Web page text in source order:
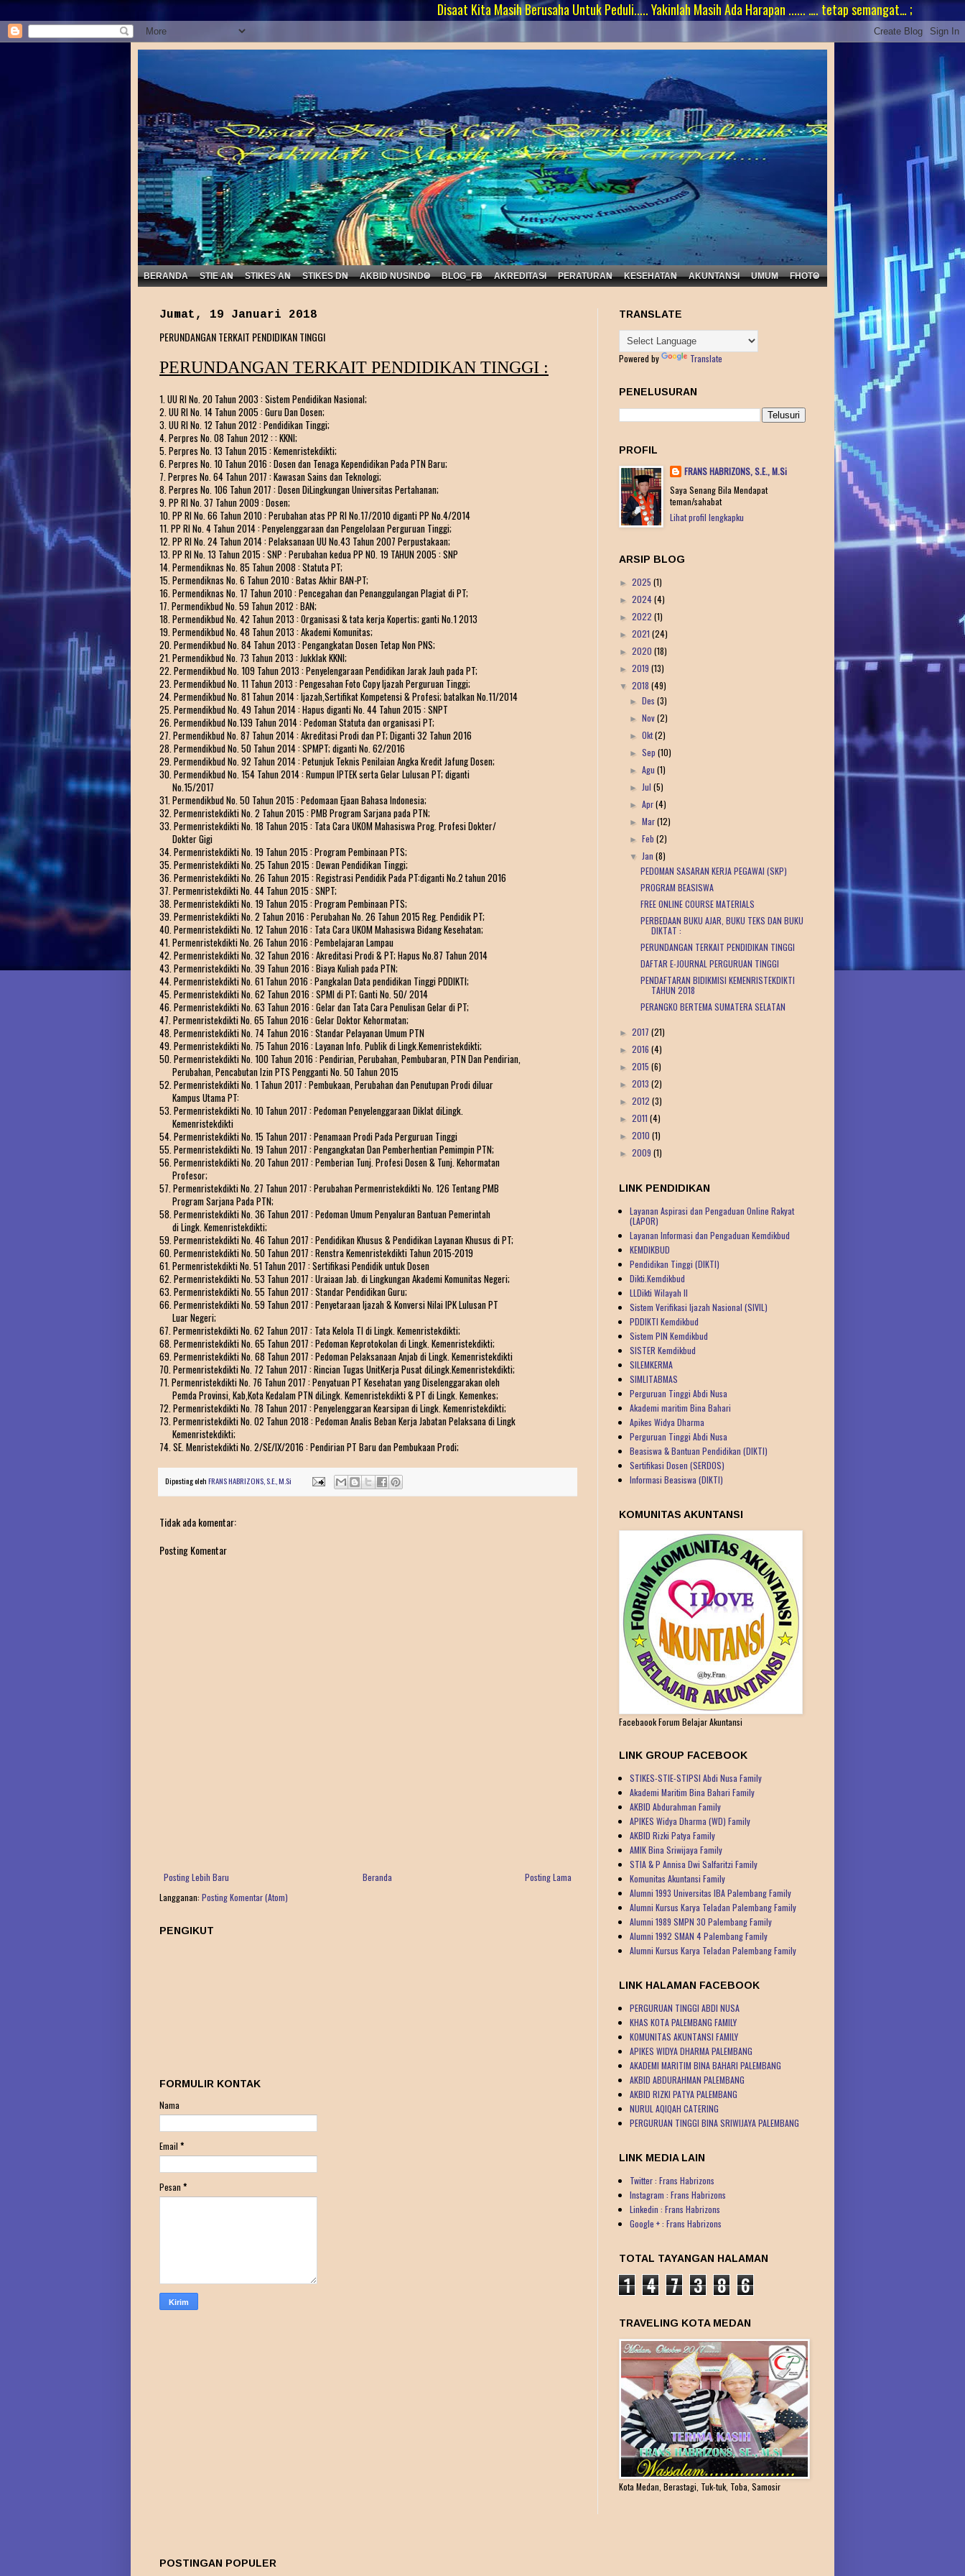
Disaat Kita Masih Berusaha Untuk Peduli..... Yakinlah Masih Ada Harapan ...... …. tetap semangat… ;
BERANDA STIE AN STIKES AN STIKES DN AKBID NUSINDO BLOG_FB AKREDITASI PERATURAN KESEHATAN AKUNTANSI UMUM FHOTO
Jumat, 19 Januari 2018
PERUNDANGAN TERKAIT PENDIDIKAN TINGGI
PERUNDANGAN TERKAIT PENDIDIKAN TINGGI :
1. UU RI No. 20 Tahun 2003 : Sistem Pendidikan Nasional;
2. UU RI No. 14 Tahun 2005 : Guru Dan Dosen;
3. UU RI No. 12 Tahun 2012 : Pendidikan Tinggi;
4. Perpres No. 08 Tahun 2012 : : KKNI;
5. Perpres No. 13 Tahun 2015 : Kemenristekdikti;
6. Perpres No. 10 Tahun 2016 : Dosen dan Tenaga Kependidikan Pada PTN Baru;
7. Perpres No. 64 Tahun 2017 : Kawasan Sains dan Teknologi;
8. Perpres No. 106 Tahun 2017 : Dosen DiLingkungan Universitas Pertahanan;
9. PP RI No. 37 Tahun 2009 : Dosen;
10. PP RI No. 66 Tahun 2010 : Perubahan atas PP RI No.17/2010 diganti PP No.4/2014
11. PP RI No. 4 Tahun 2014 : Penyelenggaraan dan Pengelolaan Perguruan Tinggi;
12. PP RI No. 24 Tahun 2014 : Pelaksanaan UU No.43 Tahun 2007 Perpustakaan;
13. PP RI No. 13 Tahun 2015 : SNP : Perubahan kedua PP NO. 19 TAHUN 2005 : SNP
14. Permendiknas No. 85 Tahun 2008 : Statuta PT;
15. Permendiknas No. 6 Tahun 2010 : Batas Akhir BAN-PT;
16. Permendiknas No. 17 Tahun 2010 : Pencegahan dan Penanggulangan Plagiat di PT;
17. Permendikbud No. 59 Tahun 2012 : BAN;
18. Permendikbud No. 42 Tahun 2013 : Organisasi & tata kerja Kopertis; ganti No.1 2013
19. Permendikbud No. 48 Tahun 2013 : Akademi Komunitas;
20. Permendikbud No. 84 Tahun 2013 : Pengangkatan Dosen Tetap Non PNS;
21. Permendikbud No. 73 Tahun 2013 : Jukklak KKNI;
22. Permendikbud No. 109 Tahun 2013 : Penyelengaraan Pendidikan Jarak Jauh pada PT;
23. Permendikbud No. 11 Tahun 2013 : Pengesahan Foto Copy Ijazah Perguruan Tinggi;
24. Permendikbud No. 81 Tahun 2014 : Ijazah,Sertifikat Kompetensi & Profesi; batalkan No.11/2014
25. Permendikbud No. 49 Tahun 2014 : Hapus diganti No. 44 Tahun 2015 : SNPT
26. Permendikbud No.139 Tahun 2014 : Pedoman Statuta dan organisasi PT;
27. Permendikbud No. 87 Tahun 2014 : Akreditasi Prodi dan PT; Diganti 32 Tahun 2016
28. Permendikbud No. 50 Tahun 2014 : SPMPT; diganti No. 62/2016
29. Permendikbud No. 92 Tahun 2014 : Petunjuk Teknis Penilaian Angka Kredit Jafung Dosen;
30. Permendikbud No. 154 Tahun 2014 : Rumpun IPTEK serta Gelar Lulusan PT; diganti
No.15/2017
31. Permendikbud No. 50 Tahun 2015 : Pedomaan Ejaan Bahasa Indonesia;
32. Permenristekdikti No. 2 Tahun 2015 : PMB Program Sarjana pada PTN;
33. Permenristekdikti No. 18 Tahun 2015 : Tata Cara UKOM Mahasiswa Prog. Profesi Dokter/
Dokter Gigi
34. Permenristekdikti No. 19 Tahun 2015 : Program Pembinaan PTS;
35. Permenristekdikti No. 25 Tahun 2015 : Dewan Pendidikan Tinggi;
36. Permenristekdikti No. 26 Tahun 2015 : Registrasi Pendidik Pada PT:diganti No.2 tahun 2016
37. Permenristekdikti No. 44 Tahun 2015 : SNPT;
38. Permenristekdikti No. 19 Tahun 2015 : Program Pembinaan PTS;
39. Permenristekdikti No. 2 Tahun 2016 : Perubahan No. 26 Tahun 2015 Reg. Pendidik PT;
40. Permenristekdikti No. 12 Tahun 2016 : Tata Cara UKOM Mahasiswa Bidang Kesehatan;
41. Permenristekdikti No. 26 Tahun 2016 : Pembelajaran Lampau
42. Permenristekdikti No. 32 Tahun 2016 : Akreditasi Prodi & PT; Hapus No.87 Tahun 2014
43. Permenristekdikti No. 39 Tahun 2016 : Biaya Kuliah pada PTN;
44. Permenristekdikti No. 61 Tahun 2016 : Pangkalan Data pendidikan Tinggi PDDIKTI;
45. Permenristekdikti No. 62 Tahun 2016 : SPMI di PT; Ganti No. 50/ 2014
46. Permenristekdikti No. 63 Tahun 2016 : Gelar dan Tata Cara Penulisan Gelar di PT;
47. Permenristekdikti No. 65 Tahun 2016 : Gelar Doktor Kehormatan;
48. Permenristekdikti No. 74 Tahun 2016 : Standar Pelayanan Umum PTN
49. Permenristekdikti No. 75 Tahun 2016 : Layanan Info. Publik di Lingk.Kemenristekdikti;
50. Permenristekdikti No. 100 Tahun 2016 : Pendirian, Perubahan, Pembubaran, PTN Dan Pendirian,
Perubahan, Pencabutan Izin PTS Pengganti No. 50 Tahun 2015
52. Permenristekdikti No. 1 Tahun 2017 : Pembukaan, Perubahan dan Penutupan Prodi diluar
Kampus Utama PT:
53. Permenristekdikti No. 10 Tahun 2017 : Pedoman Penyelenggaraan Diklat diLingk.
Kemenristekdikti
54. Permenristekdikti No. 15 Tahun 2017 : Penamaan Prodi Pada Perguruan Tinggi
55. Permenristekdikti No. 19 Tahun 2017 : Pengangkatan Dan Pemberhentian Pemimpin PTN;
56. Permenristekdikti No. 20 Tahun 2017 : Pemberian Tunj. Profesi Dosen & Tunj. Kehormatan
Profesor;
57. Permenristekdikti No. 27 Tahun 2017 : Perubahan Permenristekdikti No. 126 Tentang PMB
Program Sarjana Pada PTN;
58. Permenristekdikti No. 36 Tahun 2017 : Pedoman Umum Penyaluran Bantuan Pemerintah
di Lingk. Kemenristekdikti;
59. Permenristekdikti No. 46 Tahun 2017 : Pendidikan Khusus & Pendidikan Layanan Khusus di PT;
60. Permenristekdikti No. 50 Tahun 2017 : Renstra Kemenristekdikti Tahun 2015-2019
61. Permenristekdikti No. 51 Tahun 2017 : Sertifikasi Pendidik untuk Dosen
62. Permenristekdikti No. 53 Tahun 2017 : Uraiaan Jab. di Lingkungan Akademi Komunitas Negeri;
63. Permenristekdikti No. 55 Tahun 2017 : Standar Pendidikan Guru;
66. Permenristekdikti No. 59 Tahun 2017 : Penyetaraan Ijazah & Konversi Nilai IPK Lulusan PT
Luar Negeri;
67. Permenristekdikti No. 62 Tahun 2017 : Tata Kelola TI di Lingk. Kemenristekdikti;
68. Permenristekdikti No. 65 Tahun 2017 : Pedoman Keprotokolan di Lingk. Kemenristekdikti;
69. Permenristekdikti No. 68 Tahun 2017 : Pedoman Pelaksanaan Anjab di Lingk. Kemenristekdikti
70. Permenristekdikti No. 72 Tahun 2017 : Rincian Tugas UnitKerja Pusat diLingk.Kemenristekdikti;
71. Permenristekdikti No. 76 Tahun 2017 : Penyatuan PT Kesehatan yang Diselenggarakan oleh
Pemda Provinsi, Kab,Kota Kedalam PTN diLingk. Kemenristekdikti & PT di Lingk. Kemenkes;
72. Permenristekdikti No. 78 Tahun 2017 : Penyelenggaran Kearsipan di Lingk. Kemenristekdikti;
73. Permenristekdikti No. 02 Tahun 2018 : Pedoman Analis Beban Kerja Jabatan Pelaksana di Lingk
Kemenristekdikti;
74. SE. Menristekdikti No. 2/SE/IX/2016 : Pendirian PT Baru dan Pembukaan Prodi;
Diposting olehFRANS HABRIZONS, S.E., M.Si
Tidak ada komentar:
Posting Komentar
Posting Lebih Baru Posting Lama
Beranda
Langganan: Posting Komentar (Atom)
PENGIKUT
FORMULIR KONTAK
Nama
Email *
Pesan *
TRANSLATE
Powered by Translate
PENELUSURAN
PROFIL
FRANS HABRIZONS, S.E., M.Si
Saya Senang Bila Mendapat
teman/sahabat
Lihat profil lengkapku
ARSIP BLOG
► 2025 (1)
► 2024(4)
► 2022 (1)
► 2021 (24)
► 2020 (18)
► 2019 (13)
▼ 2018 (49)
► Des(3)
► Nov(2)
►Okt(2)
►Sep(10)
►Agu(1)
►Jul(5)
►Apr(4)
► Mar(12)
► Feb(2)
▼Jan(8)
PEDOMAN SASARAN KERJA PEGAWAI (SKP)
PROGRAM BEASISWA
FREE ONLINE COURSE MATERIALS
PERBEDAAN BUKU AJAR, BUKU TEKS DAN BUKU
DIKTAT :
PERUNDANGAN TERKAIT PENDIDIKAN TINGGI
DAFTAR E-JOURNAL PERGURUAN TINGGI
PENDAFTARAN BIDIKMISI KEMENRISTEKDIKTI
TAHUN 2018
PERANGKO BERTEMA SUMATERA SELATAN
► 2017 (21)
► 2016 (4)
► 2015 (6)
► 2013 (2)
► 2012 (3)
► 2011 (4)
► 2010 (1)
► 2009 (1)
LINK PENDIDIKAN
Layanan Aspirasi dan Pengaduan Online Rakyat
(LAPOR)
Layanan Informasi dan Pengaduan Kemdikbud
KEMDIKBUD
Pendidikan Tinggi (DIKTI)
Dikti.Kemdikbud
LLDikti Wilayah II
Sistem Verifikasi Ijazah Nasional (SIVIL)
PDDIKTI Kemdikbud
Sistem PIN Kemdikbud
SISTER Kemdikbud
SILEMKERMA
SIMLITABMAS
Perguruan Tinggi Abdi Nusa
Akademi maritim Bina Bahari
Apikes Widya Dharma
Perguruan Tinggi Abdi Nusa
Beasiswa & Bantuan Pendidikan (DIKTI)
Sertifikasi Dosen (SERDOS)
Informasi Beasiswa (DIKTI)
KOMUNITAS AKUNTANSI
Facebaook Forum Belajar Akuntansi
LINK GROUP FACEBOOK
STIKES-STIE-STIPSI Abdi Nusa Family
Akademi Maritim Bina Bahari Family
AKBID Abdurahman Family
APIKES Widya Dharma (WD) Family
AKBID Rizki Patya Family
AMIK Bina Sriwijaya Family
STIA & P Annisa Dwi Salfaritzi Family
Komunitas Akuntansi Family
Alumni 1993 Universitas IBA Palembang Family
Alumni Kursus Karya Teladan Palembang Family
Alumni 1989 SMPN 30 Palembang Family
Alumni 1992 SMAN 4 Palembang Family
Alumni Kursus Karya Teladan Palembang Family
LINK HALAMAN FACEBOOK
PERGURUAN TINGGI ABDI NUSA
KHAS KOTA PALEMBANG FAMILY
KOMUNITAS AKUNTANSI FAMILY
APIKES WIDYA DHARMA PALEMBANG
AKADEMI MARITIM BINA BAHARI PALEMBANG
AKBID ABDURAHMAN PALEMBANG
AKBID RIZKI PATYA PALEMBANG
NURUL AQIQAH CATERING
PERGURUAN TINGGI BINA SRIWIJAYA PALEMBANG
LINK MEDIA LAIN
Twitter : Frans Habrizons
Instagram : Frans Habrizons
Linkedin : Frans Habrizons
Google + : Frans Habrizons
TOTAL TAYANGAN HALAMAN
1 4 7 3 8 6
TRAVELING KOTA MEDAN
Kota Medan, Berastagi, Tuk-tuk, Toba, Samosir
POSTINGAN POPULER